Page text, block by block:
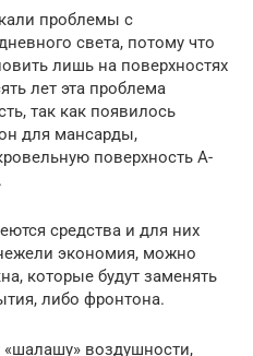
проблемы с
света, потому что
лишь на поверхностях
лет эта проблема
так как появилось
для мансарды,
поверхность А-
средства и для них
экономия, можно
которые будут заменять
либо фронтона.
«шалашу» воздушности,